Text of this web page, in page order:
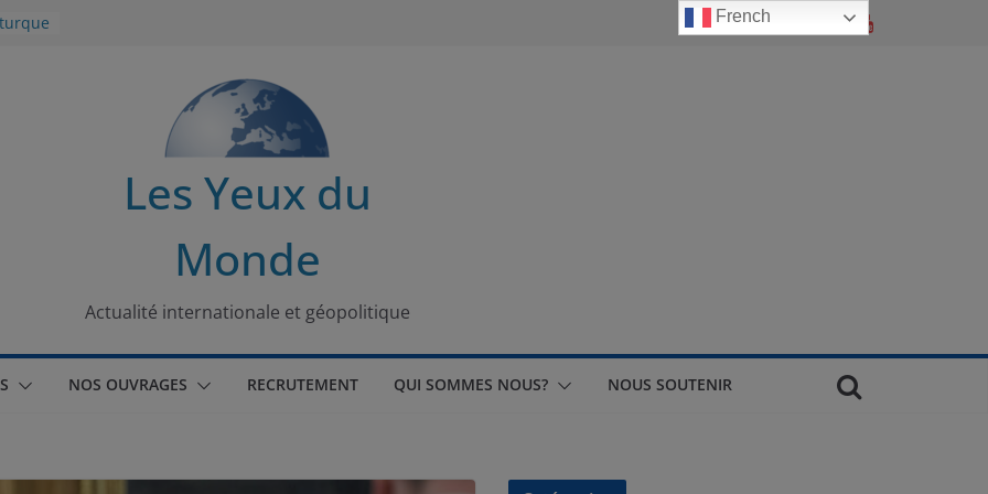
Les Yeux du
Monde
Actualité internationale et géopolitique
NOS OUVRAGES RECRUTEMENT QUI SOMMES NOUS? NOUS SOUTENIR
French